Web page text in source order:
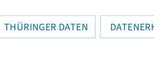
THÜRINGER DATEN